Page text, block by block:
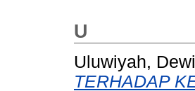
U
Uluwiyah,
TERHADAP